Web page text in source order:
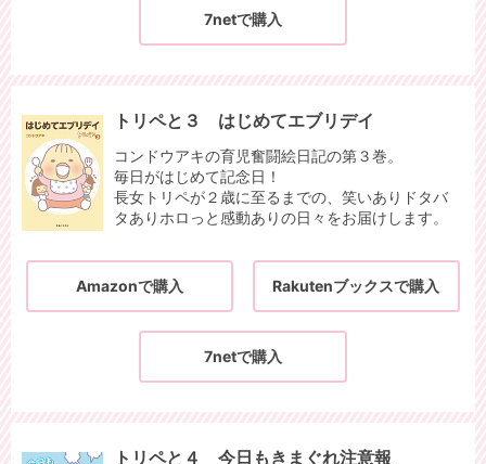
7netで購入
トリペと３ はじめてエブリデイ
コンドウアキの育児奮闘絵日記の第３巻。
毎日がはじめて記念日！
長女トリペが２歳に至るまでの、笑いありドタバ
タありホロっと感動ありの日々をお届けします。
Amazonで購入 Rakutenブックスで購入
7netで購入
トリペと４ 今日もきまぐれ注意報